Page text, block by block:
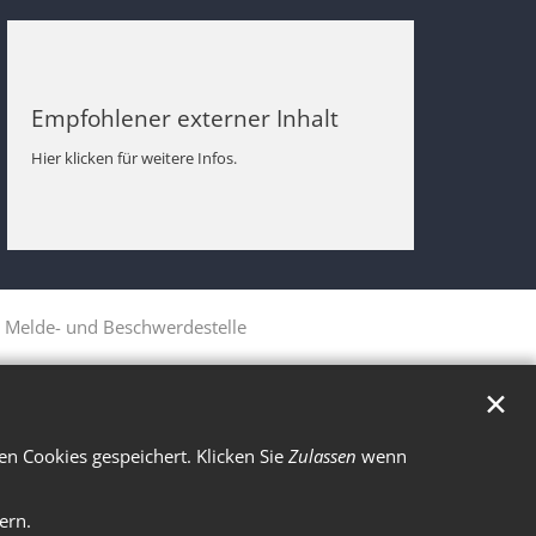
Cookies gespeichert. Klicken Sie Zulassen wenn
✕
Empfohlener externer Inhalt
Hier klicken für weitere Infos.
Melde- und Beschwerdestelle